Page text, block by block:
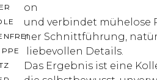
on
und verbindet mühelose
ner Schnittführung,
liebevollen Details.
Das Ergebnis ist eine